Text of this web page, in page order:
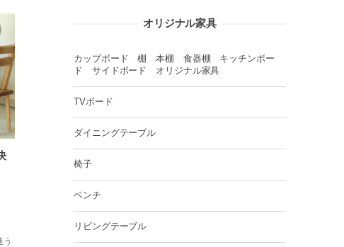
う
オリジナル家具
カップボード 棚 本棚 食器棚 キッチンボー
ド サイドボード オリジナル家具
TVボード
ダイニングテーブル
椅子
ベンチ
リビングテーブル